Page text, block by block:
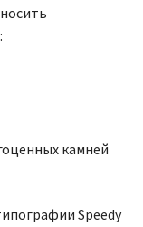
камней
Speedy